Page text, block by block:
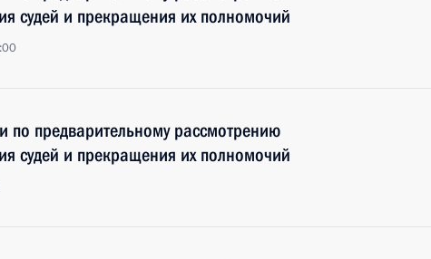
судей и прекращения их полномочий
по предварительному рассмотрению
судей и прекращения их полномочий